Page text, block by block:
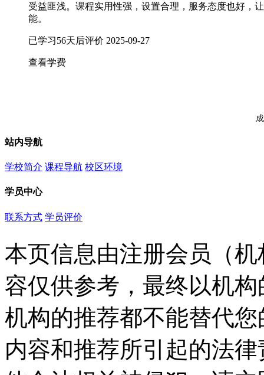
受益匪浅。课程实用性强，设置合理，服务态度也好，
能。
已学习56天后评价 2025-09-27
查看学费
站内导航
学校简介 课程导航 校区环境
学员中心
联系方式 学员评价
本页信息由注册会员（
容仅供参考，最终以机
机构的推荐都不能替代
内容和推荐所引起的法